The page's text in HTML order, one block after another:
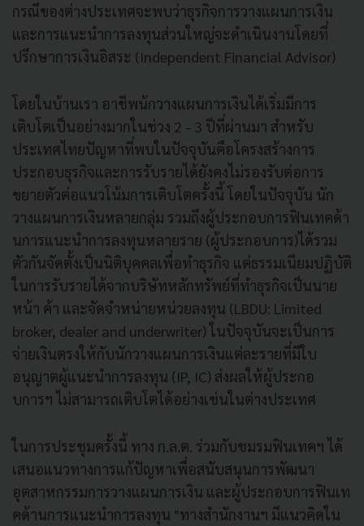
กรณีของต่างประเทศจะพบว่าธุรกิจการวางแผนการเงิน
และการแนะนำการลงทุนส่วนใหญ่จะดำเนินงานโดยที่
ปรึกษาการเงินอิสระ (Independent Financial Advisor)
โดยในบ้านเรา อาชีพน้กวางแผนการเงินได้เริ่มมีการ
เติบโตเป็นอย่างมากในช่วง 2 - 3 ปีที่ผ่านมา สำหรับ
ประเทศไทยปัญหาที่พบในปัจจุบันคือโครงสร้างการ
ประกอบธุรกิจและการรับรายได้ยังคงไม่รองรับต่อการ
ขยายตัวต่อแนวโน้มการเติบโตครั้งนี้ โดยในปัจจุบัน นัก
วางแผนการเงินหลายกลุ่ม รวมถึงผู้ประกอบการฟินเทคด้า
นการแนะนำการลงทุนหลายราย (ผู้ประกอบการ)ได้รวม
ตัวกันจัดตั้งเป็นนิติบุคคลเพื่อทำธุรกิจ แต่ธรรมเนียมปฏิบัติ
ในการรับรายได้จากบริษัทหลักทรัพย์ที่ทำธุรกิจเป็นนาย
หน้า ค้า และจัดจำหน่ายหน่วยลงทุน (LBDU: Limited
broker, dealer and underwriter) ในปัจจุบันจะเป็นการ
จ่ายเงินตรงให้กับนักวางแผนการเงินแต่ละรายที่มีใบ
อนุญาตผู้แนะนำการลงทุน (IP, IC) ส่งผลให้ผู้ประกอ
บการฯ ไม่สามารถเติบโตได้อย่างเช่นในต่างประเทศ
ในการประชุมครั้งนี้ ทาง ก.ล.ต. ร่วมกับชมรมฟินเทคฯ ได้
เสนอแนวทางการแก้ปัญหาเพื่อสนับสนุนการพัฒนา
อุตสาหกรรมการวางแผนการเงิน และผู้ประกอบการฟินเท
คด้านการแนะนำการลงทุน "ทางสำนักงานฯ มีแนวคิดใน